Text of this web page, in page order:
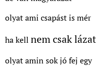
olyat ami csapást is mér
ha kell nem csak lázat
olyat amin sok jó fej egy